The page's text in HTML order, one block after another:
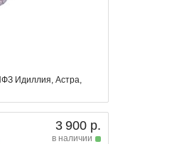
Идиллия, Астра,
3 900 р.
в наличии